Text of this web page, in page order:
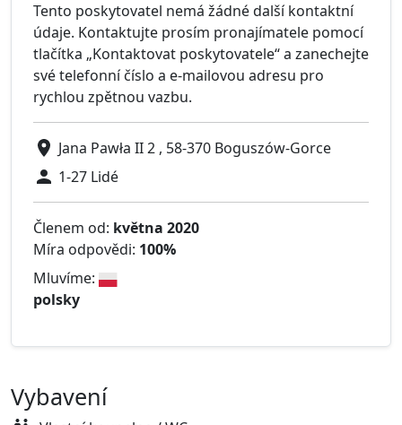
Tento poskytovatel nemá žádné další kontaktní
údaje. Kontaktujte prosím pronajímatele pomocí
tlačítka „Kontaktovat poskytovatele“ a zanechejte
své telefonní číslo a e-mailovou adresu pro
rychlou zpětnou vazbu.
Jana Pawła II 2 , 58-370 Boguszów-Gorce
1-27 Lidé
Členem od: května 2020
Míra odpovědi: 100%
Mluvíme:
polsky
Vybavení